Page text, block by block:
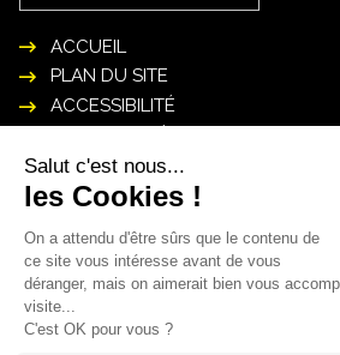
ACCUEIL
PLAN DU SITE
ACCESSIBILITÉ
POLITIQUE DE GESTION DES
PERSONNELLES
INSCRIPTION
Mon courriel* :